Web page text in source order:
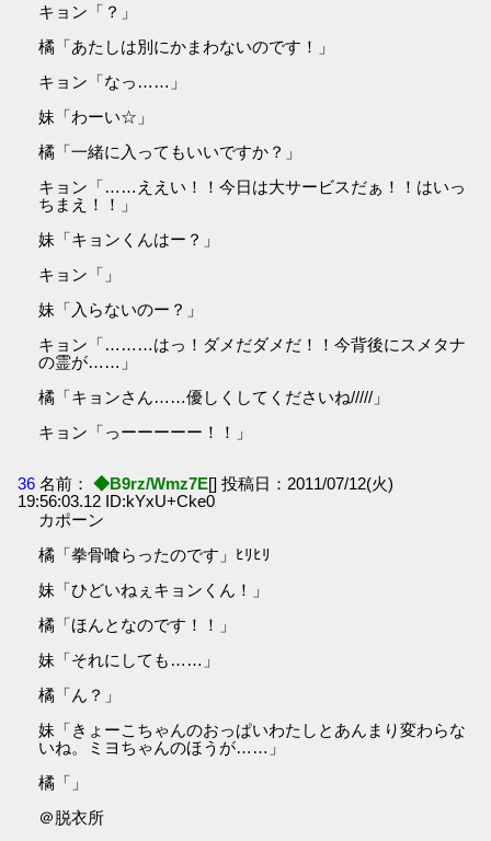
キョン「？」
橘「あたしは別にかまわないのです！」
キョン「なっ……」
妹「わーい☆」
橘「一緒に入ってもいいですか？」
キョン「……ええい！！今日は大サービスだぁ！！はいっ
ちまえ！！」
妹「キョンくんはー？」
キョン「」
妹「入らないのー？」
キョン「………はっ！ダメだダメだ！！今背後にスメタナ
の霊が……」
橘「キョンさん……優しくしてくださいね/////」
キョン「っーーーーー！！」
36 名前： ◆B9rz/Wmz7E[] 投稿日：2011/07/12(火)
19:56:03.12 ID:kYxU+Cke0
カポーン
橘「拳骨喰らったのです」ﾋﾘﾋﾘ
妹「ひどいねぇキョンくん！」
橘「ほんとなのです！！」
妹「それにしても……」
橘「ん？」
妹「きょーこちゃんのおっぱいわたしとあんまり変わらな
いね。ミヨちゃんのほうが……」
橘「」
＠脱衣所